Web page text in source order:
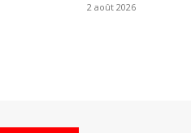
2 août 2026